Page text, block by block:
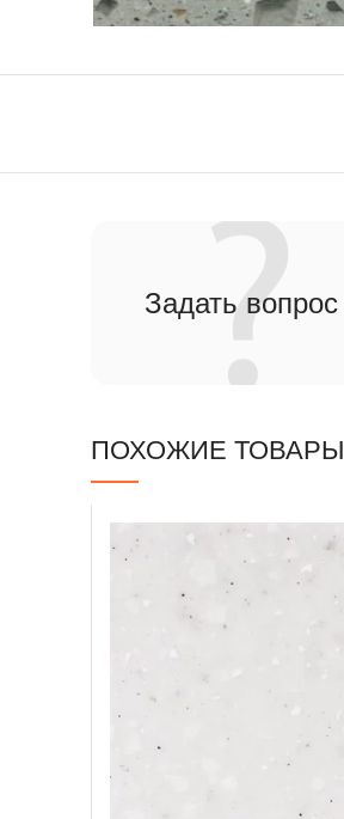
Задать вопрос
ПОХОЖИЕ ТОВАРЫ